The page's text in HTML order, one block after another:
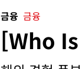
금융 금융
[Who Is